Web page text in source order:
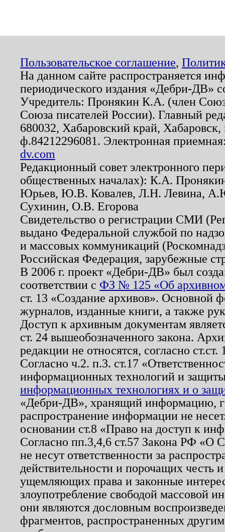
Пользовательское соглашение,
На данном сайте распространяется
периодического издания «Дебри-ДВ»
Учредитель: Пронякин К.А. (член
Союза писателей России). Главный
680032, Хабаровский край,
ф.84212296081. Электронная
dv.com
Редакционный совет электронного
общественных началах): К.А.
Юрьев, Ю.В. Ковалев, Л.Н. Левина,
Сухинин, О.В. Егорова
Свидетельство о регистрации СМИ
выдано Федеральной службой по
и массовых коммуникаций
Российская Федерация, зарубежные
В 2006 г. проект «Дебри-ДВ» был
соответствии с ФЗ № 125 «Об
ст. 13 «Создание архивов». Основной
журналов, изданные книги, а также
Доступ к архивным документам
ст. 24 вышеобозначенного закона.
редакции не относятся, согласно
Согласно ч.2. п.3. ст.17
информационных технологий и
информационных технологиях и о
«Дебри-ДВ», хранящий информацию,
распространение информации не
основании ст.8 «Право на доступ к
Согласно пп.3,4,6 ст.57 Закона РФ «О
не несут ответственности за
действительности и порочащих честь
ущемляющих права и законные
злоупотребление свободой массовой
они являются дословным
фрагментов, распространенных